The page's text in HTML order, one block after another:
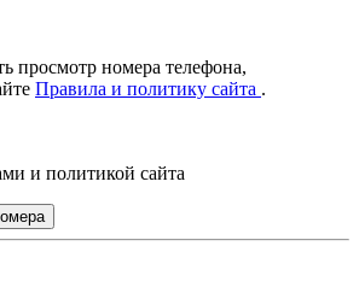
просмотр номера телефона,
Правила и политику сайта .
и политикой сайта